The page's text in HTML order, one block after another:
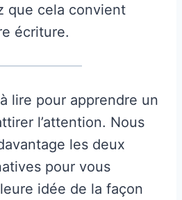
que cela convient
écriture.
lire pour apprendre un
l’attention. Nous
les deux
pour vous
idée de la façon